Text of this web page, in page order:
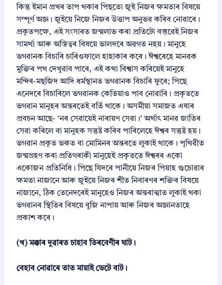
কিন্তু ইমান প্ৰখৰ তাপ থকাৰ পিছতো জুই নিজৰ ক্ষমতাৰ বিষয়ে
সম্পূৰ্ণ অজ্ঞ। জুইয়ে নিজে নিজৰ উত্তাপ অনুভৱ কৰিব নোৱাৰে।
প্ৰকৃতপক্ষে, এই সংসাৰত জন্মলাভ কৰা প্ৰতিটো বস্তুৱেই নিজৰ
সামৰ্থ্য আৰু অস্তিত্বৰ বিষয়ে ভালদৰে অৱগত নহয়। মানুহে
ভগৱানক বিচাৰি চাৰিওফালে হাহাকাৰ কৰে। ঈশ্বৰেহে মানৱক
মুক্তিৰ পথ দেখুৱাব পাৰে, এই কথা বিশ্বাস কৰিয়েই মানুহে
মন্দিৰ-মছজিদ আদি ধৰ্মস্থানত ভগৱানক বিচাৰি ফুৰে; পিছে
এনেদৰে বিচাৰিলে ভগৱানক কেতিয়াও পাব নোৱাৰি। প্ৰকৃততে
ভগৱান মানুহৰ অন্তৰতেই বৰ্তি থাকে। অসমীয়া সমাজত এষাৰ
প্ৰবচন আছে- ‘নৰ সেৱায়েই নাৰায়ণ সেৱা।’ অৰ্থাৎ মানৱ জাতিৰ
সেৱা কৰিলে বা মানুহক সন্তুষ্ট কৰিব পাৰিলেহে ঈশ্বৰ সন্তুষ্ট হয়।
ভগৱান প্ৰকৃত ভকত বা মোমিনৰ অন্তৰতে লুকাই থাকে। পৃথিৱীত
জন্মগ্ৰহণ কৰা প্ৰতিগৰাকী মানুহেই প্ৰকৃততে ঈশ্বৰৰ একো
একোজন প্ৰতিনিধি। পিছে যিদৰে পানীয়ে নিজৰ পিয়াহ গুচোৱাৰ
ক্ষমতা নাজানে আৰু জুইয়ে নিজৰ শীত নিবাৰণৰ শক্তিৰ বিষয়ে
নাজানে, ঠিক তেনেদৰেই মানুহেও নিজৰ অন্তৰাত্মাত লুকাই থকা
ভগৱানৰ স্থিতিৰ বিষয়ে বুজি নাপায় আৰু নিজৰ অজ্ঞানতাহে
প্ৰকাশ কৰে।
(খ) মক্কাৰ দুৱাৰত চাহাব তিৰবেণীৰ ঘাট।
বেহাব নোৱাৰে তাত মায়াই ভেটে বাট।